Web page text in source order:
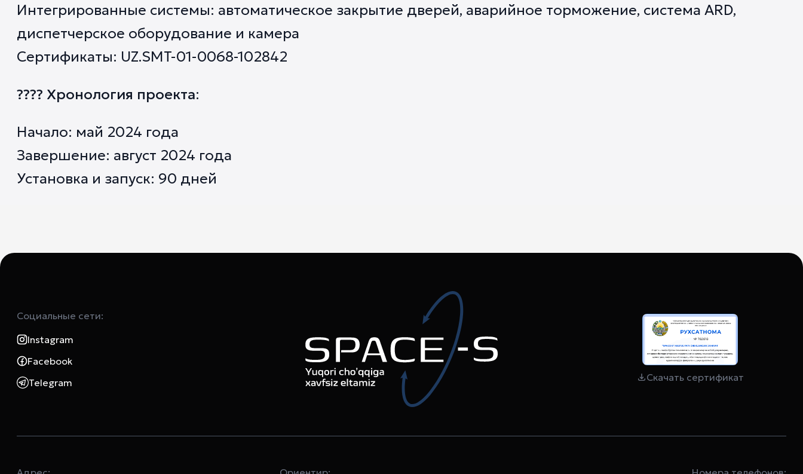
Интегрированные системы: автоматическое закрытие дверей, аварийное торможение, система ARD,
диспетчерское оборудование и камера
Сертификаты: UZ.SMT-01-0068-102842
???? Хронология проекта:
Начало: май 2024 года
Завершение: август 2024 года
Установка и запуск: 90 дней
Социальные сети:
Instagram
Facebook
Telegram
Скачать сертификат